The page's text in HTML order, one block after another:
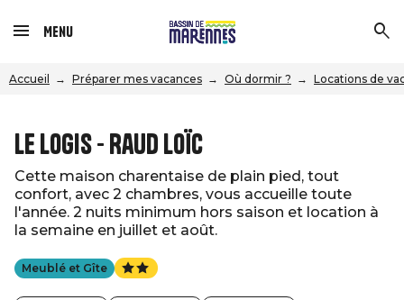
Menu
Accueil Préparer mes vacances Où dormir ? Locations de
Le Logis - Raud Loïc
Cette maison charentaise de plain pied, tout
confort, avec 2 chambres, vous accueille toute
l'année. 2 nuits minimum hors saison et location à
la semaine en juillet et août.
Meublé et Gîte